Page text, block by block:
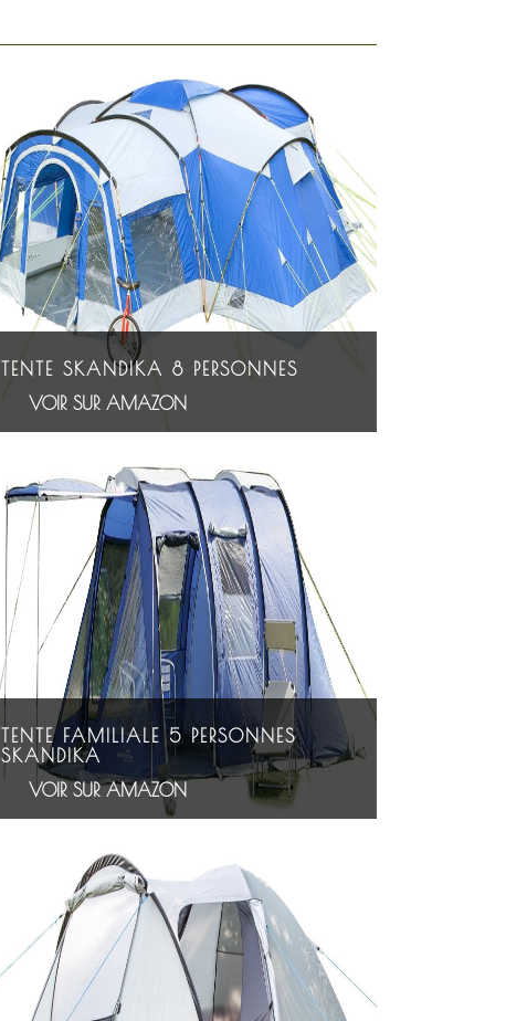
TENTE SKANDIKA 8 PERSONNES
VOIR SUR AMAZON
TENTE FAMILIALE 5 PERSONNES
SKANDIKA
VOIR SUR AMAZON